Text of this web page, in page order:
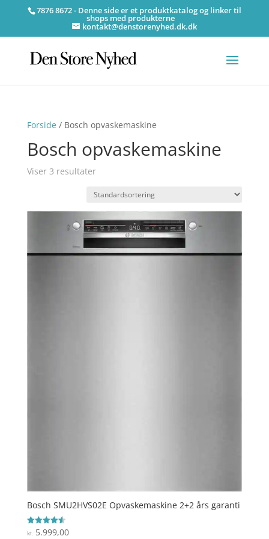
7876 8672 - Denne side er et produktkatalog og linker til
shops med produkterne
kontakt@denstorenyhed.dk.dk
Forside/ Bosch opvaskemaskine
Bosch opvaskemaskine
Viser 3 resultater
Bosch SMU2HVS02E Opvaskemaskine 2+2 års garanti
Vurderet
kr.5.999,00